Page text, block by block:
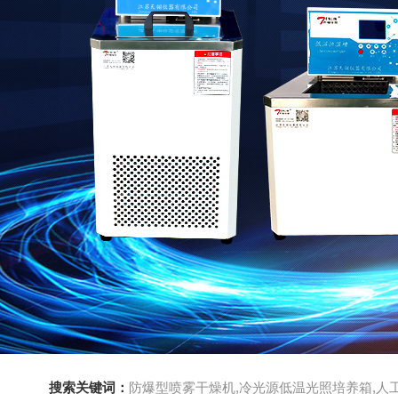
搜索关键词： 防爆型喷雾干燥机,冷光源低温光照培养箱,人